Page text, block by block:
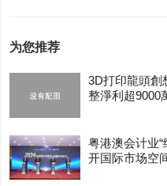
为您推荐
3D打印龍頭創
整淨利超9000
粤港澳会计业
开国际市场空